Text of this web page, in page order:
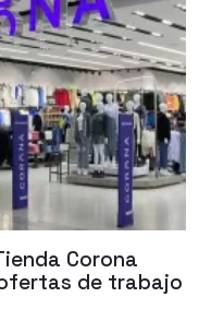
Corona
de trabajo